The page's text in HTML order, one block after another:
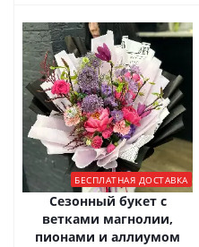
БЕСПЛАТНАЯ ДОСТАВКА
Сезонный букет с
ветками магнолии,
пионами и аллиумом